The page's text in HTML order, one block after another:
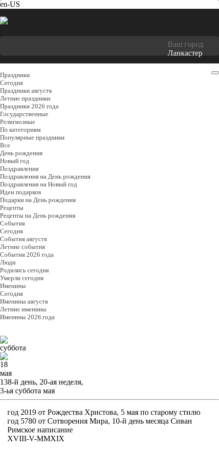
en-US
Ваш город
Ланкастер
Праздники
Cегодня
Праздники августя
Летние праздники
Праздники 2026 года
Государственные
Религиозные
По категориям
Популярные праздники
Все
День рождения
Новый год
Поздравления
Поздравления на День рождения
Поздравления на Новый год
Идеи подарков
Подарки на День рождения
Рецепты
Рецепты на День рождения
События
Cегодня
События августя
Летние события
События 2026 года
Люди
Родились сегодня
Умерли сегодня
Именины
Cегодня
Именины августя
Летние именины
Именины 2026 года
суббота
18
мая
138-й день, 20-ая неделя,
3-ья суббота мая
год 2019 от Рождества Христова, 5 мая по старому стилю
год 5780 от Сотворения Мира, 10-й день месяца Сиван
Римское написание
XVIII-V-MMXIX